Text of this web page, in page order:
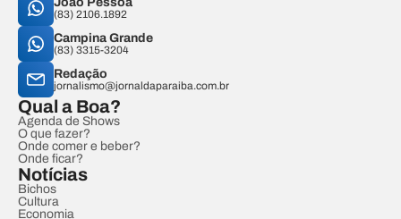
(83) 2106.1892
Campina Grande
(83) 3315-3204
Redação
jornalismo@jornaldaparaiba.com.br
Qual a Boa?
Agenda de Shows
O que fazer?
Onde comer e beber?
Onde ficar?
Notícias
Bichos
Cultura
Economia